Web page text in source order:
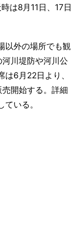
は8月11日、17日
以外の場所でも観
川堤防や河川公
は6月22日より、
開始する。詳細
ている。